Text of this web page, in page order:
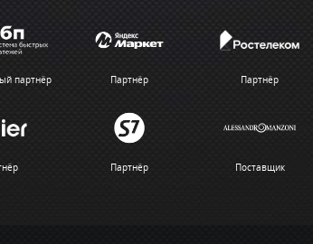
партнёр Партнёр Партнёр
Партнёр Поставщик